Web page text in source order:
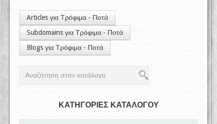
Articles για Τρόφιμα - Ποτά
Subdomains για Τρόφιμα - Ποτά
Blogs για Τρόφιμα - Ποτά
ΚΑΤΗΓΟΡΙΕΣ ΚΑΤΑΛΟΓΟΥ